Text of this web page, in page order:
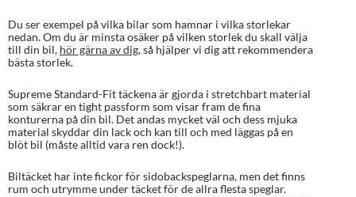
Du ser exempel på vilka bilar som hamnar i vilka storlekar
nedan. Om du är minsta osäker på vilken storlek du skall välja
till din bil, hör gärna av dig, så hjälper vi dig att rekommendera
bästa storlek.
Supreme Standard-Fit täckena är gjorda i stretchbart material
som säkrar en tight passform som visar fram de fina
konturerna på din bil. Det andas mycket väl och dess mjuka
material skyddar din lack och kan till och med läggas på en
blöt bil (måste alltid vara ren dock!).
Biltäcket har inte fickor för sidobackspeglarna, men det finns
rum och utrymme under täcket för de allra flesta speglar.